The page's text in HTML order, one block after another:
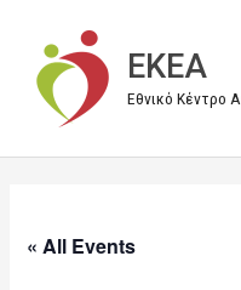
περιεχόμενο
EKEA
Εθνικό Κέντρο
« All Events